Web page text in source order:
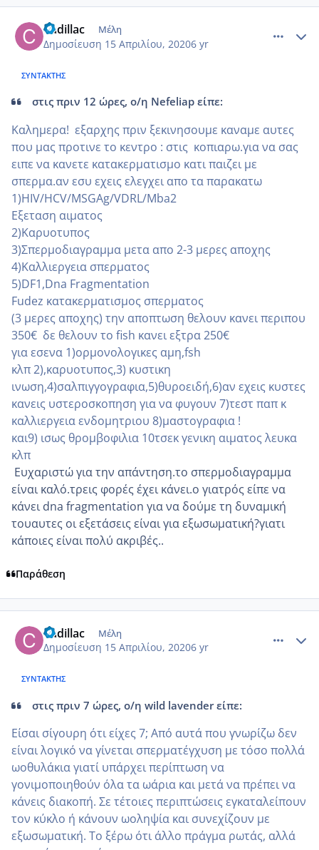
Cadillac Μέλη
Δημοσίευση 15 Απριλίου, 20206 yr
ΣΥΝΤΆΚΤΗΣ
στις πριν 12 ώρες, ο/η Nefeliap είπε:
Καλημερα! εξαρχης πριν ξεκινησουμε καναμε αυτες
που μας προτινε το κεντρο : στις κοπιαρω.για να σας
ειπε να κανετε κατακερματισμο κατι παιζει με
σπερμα.αν εσυ εχεις ελεγχει απο τα παρακατω
1)HIV/HCV/MSGAg/VDRL/Mba2
Εξεταση αιματος
2)Καρυοτυπος
3)Σπερμοδιαγραμμα μετα απο 2-3 μερες αποχης
4)Καλλιεργεια σπερματος
5)DF1,Dna Fragmentation
Fudez κατακερματισμος σπερματος
(3 μερες αποχης) την αποπτωση θελουν κανει περιπου
350€ δε θελουν το fish κανει εξτρα 250€
για εσενα 1)ορμονολογικες αμη,fsh
κλπ2),καρυοτυπος,3) κυστικη
ινωση,4)σαλπιγγογραφια,5)θυροειδή,6)αν εχεις κυστες
κανεις υστεροσκοπηση για να φυγουν 7)τεστ παπ κ
καλλιεργεια ενδομητριου 8)μαστογραφια !
και9) ισως θρομβοφιλια 10τσεκ γενικη αιματος λευκα
κλπ
Ευχαριστώ για την απάντηση.το σπερμοδιαγραμμα
είναι καλό.τρεις φορές έχει κάνει.ο γιατρός είπε να
κάνει dna fragmentation για να δούμε τη δυναμική
τουαυτες οι εξετάσεις είναι για εξωσωματική?γιατι
κάποιες είναι πολύ ακριβές..
Παράθεση
Cadillac Μέλη
Δημοσίευση 15 Απριλίου, 20206 yr
ΣΥΝΤΆΚΤΗΣ
στις πριν 7 ώρες, ο/η wild lavender είπε:
Είσαι σίγουρη ότι είχες 7; Από αυτά που γνωρίζω δεν
είναι λογικό να γίνεται σπερματέγχυση με τόσο πολλά
ωοθυλάκια γιατί υπάρχει περίπτωση να
γονιμοποιηθούν όλα τα ωάρια και μετά να πρέπει να
κάνεις διακοπή. Σε τέτοιες περιπτώσεις εγκαταλείπουν
τον κύκλο ή κάνουν ωοληψία και συνεχίζουν με
εξωσωματική. Το ξέρω ότι άλλο πράγμα ρωτάς, αλλά